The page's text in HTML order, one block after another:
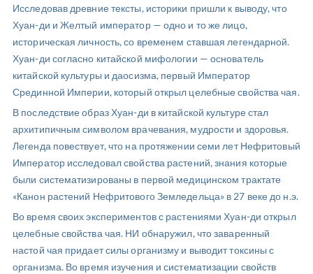
Исследовав древние тексты, историки пришли к выводу, что
Хуан-ди и Желтый император — одно и то же лицо,
историческая личность, со временем ставшая легендарной.
Хуан-ди согласно китайской мифологии — основатель
китайской культуры и даосизма, первый Император
Срединной Империи, который открыл целебные свойства чая.
В последствие образ Хуан-ди в китайской культуре стал
архитипичным символом врачевания, мудрости и здоровья.
Легенда повествует, что на протяжении семи лет Нефритовый
Император исследовал свойства растений, знания которые
были систематизированы в первой медицинском трактате
«Канон растений Нефритового Земледельца» в 27 веке до н.э.
Во время своих экспериментов с растениями Хуан-ди открыл
целебные свойства чая. НИ обнаружил, что заваренный
настой чая придает силы организму и выводит токсины с
организма. Во время изучения и систематизации свойств